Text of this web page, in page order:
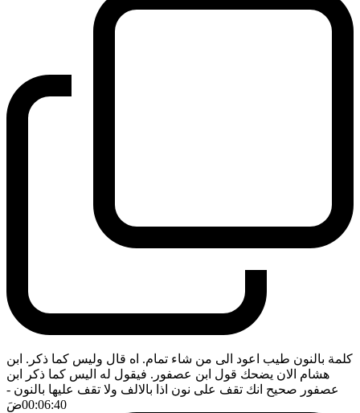
كلمة بالنون طيب اعود الى من شاء تمام. اه قال وليس كما ذكر. ابن
هشام الان يضحك قول ابن عصفور. فيقول له اليس كما ذكر ابن
عصفور صحيح انك تقف على نون اذا بالالف ولا تقف عليها بالنون -
00:06:40ضَ